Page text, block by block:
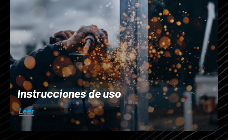
Instrucciones de uso
Leer